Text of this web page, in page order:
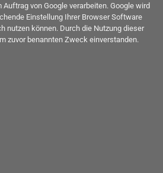
von Google verarbeiten. Google wird
Einstellung Ihrer Browser Software
nutzen können. Durch die Nutzung dieser
zuvor benannten Zweck einverstanden.